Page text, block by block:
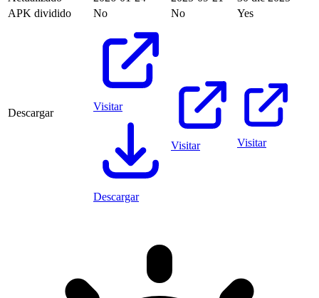
APK dividido
No No Yes
Descargar
Visitar
Descargar
Visitar Visitar